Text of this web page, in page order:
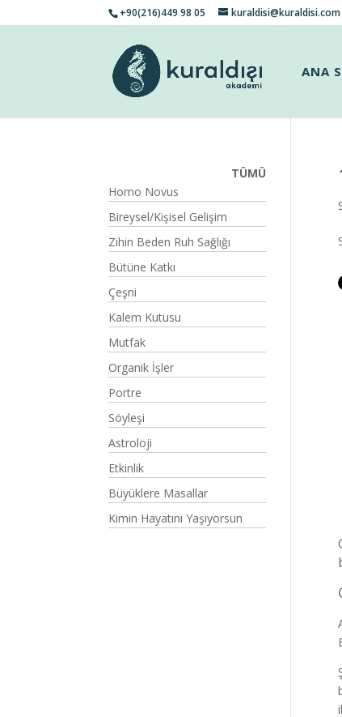
+90(216)449 98 05 kuraldisi@kuraldisi.com
ANA
TÜMÜ
Homo Novus
Bireysel/Kişisel Gelişim
Zihin Beden Ruh Sağlığı
Bütüne Katkı
Çeşni
Kalem Kutusu
Mutfak
Organik İşler
Portre
Söyleşi
Astroloji
Etkinlik
Büyüklere Masallar
Kimin Hayatını Yaşıyorsun